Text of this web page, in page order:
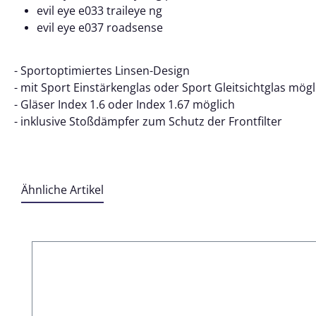
evil eye e033 traileye ng
evil eye e037 roadsense
- Sportoptimiertes Linsen-Design
- mit Sport Einstärkenglas oder Sport Gleitsichtglas
- Gläser Index 1.6 oder Index 1.67 möglich
- inklusive Stoßdämpfer zum Schutz der Frontfilter
Ähnliche Artikel